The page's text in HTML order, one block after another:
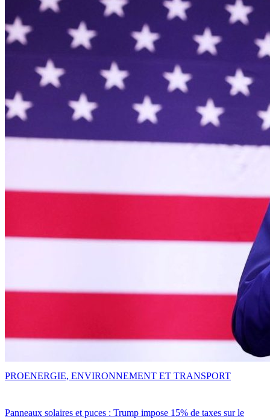
Panneaux solaires et puces : Trump impose 15% de taxes sur le
PROENERGIE, ENVIRONNEMENT ET TRANSPORT